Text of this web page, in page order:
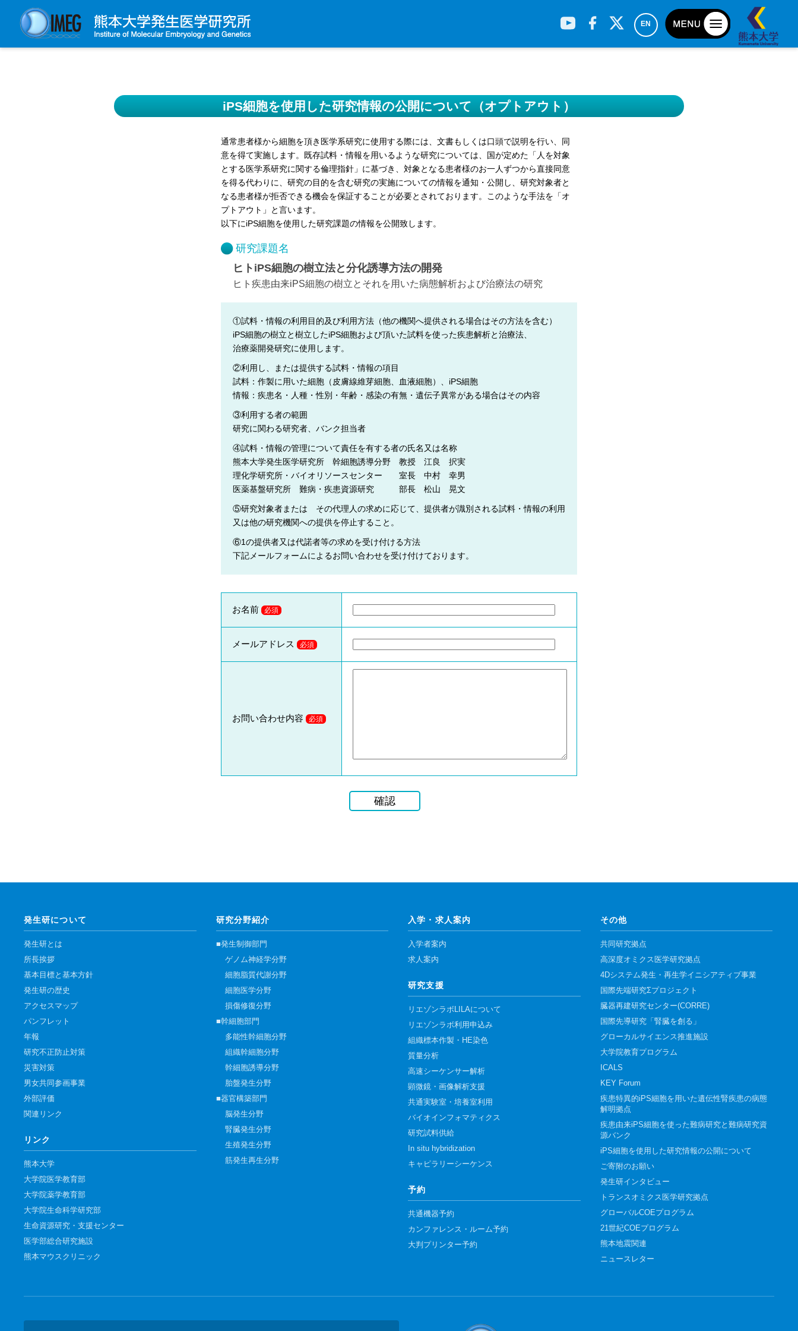
EN
求人案内
研究支援
リエゾンラボLILAについて
リエゾンラボ利用申込み
質量分析
顕微鏡・画像解析支援
共通実験室・培養室利用
研究試料供給
予 約
カンファレンス・ルーム予約
大判プリンター予約
iPS細胞を使用した研究情報の公開について（オプトアウト）
通常患者様から細胞を頂き医学系研究に使用する際には、文書もしくは口頭で説明を行い、同
意を得て実施します。既存試料・情報を用いるような研究については、国が定めた「人を対象
とする医学系研究に関する倫理指針」に基づき、対象となる患者様のお一人ずつから直接同意
を得る代わりに、研究の目的を含む研究の実施についての情報を通知・公開し、研究対象者と
なる患者様が拒否できる機会を保証することが必要とされております。このような手法を「オ
プトアウト」と言います。
以下にiPS細胞を使用した研究課題の情報を公開致します。
研究課題名
ヒトiPS細胞の樹立法と分化誘導方法の開発
ヒト疾患由来iPS細胞の樹立とそれを用いた病態解析および治療法の研究
①試料・情報の利用目的及び利用方法（他の機関へ提供される場合はその方法を含む）
iPS細胞の樹立と樹立したiPS細胞および頂いた試料を使った疾患解析と治療法、
治療薬開発研究に使用します。
②利用し、または提供する試料・情報の項目
試料：作製に用いた細胞（皮膚線維芽細胞、血液細胞）、iPS細胞
情報：疾患名・人種・性別・年齢・感染の有無・遺伝子異常がある場合はその内容
③利用する者の範囲
研究に関わる研究者、バンク担当者
④試料・情報の管理について責任を有する者の氏名又は名称
熊本大学発生医学研究所 幹細胞誘導分野 教授 江良 択実
理化学研究所・バイオリソースセンター 室長 中村 幸男
医薬基盤研究所 難病・疾患資源研究 部長 松山 晃文
⑤研究対象者または その代理人の求めに応じて、提供者が識別される試料・情報の利用
又は他の研究機関への提供を停止すること。
⑥1の提供者又は代諾者等の求めを受け付ける方法
下記メールフォームによるお問い合わせを受け付けております。
お名前 必須
メールアドレス 必須
お問い合わせ内容 必須
発生研について
発生研とは
所長挨拶
基本目標と基本方針
発生研の歴史
アクセスマップ
パンフレット
年報
研究不正防止対策
災害対策
男女共同参画事業
外部評価
関連リンク
リンク
熊本大学
大学院医学教育部
大学院薬学教育部
大学院生命科学研究部
生命資源研究・支援センター
医学部総合研究施設
熊本マウスクリニック
研究分野紹介
■発生制御部門
ゲノム神経学分野
細胞脂質代謝分野
細胞医学分野
損傷修復分野
■幹細胞部門
多能性幹細胞分野
組織幹細胞分野
幹細胞誘導分野
胎盤発生分野
■器官構築部門
脳発生分野
腎臓発生分野
生殖発生分野
筋発生再生分野
入学・求人案内
入学者案内
求人案内
研究支援
リエゾンラボLILAについて
リエゾンラボ利用申込み
組織標本作製・HE染色
質量分析
高速シーケンサー解析
顕微鏡・画像解析支援
共通実験室・培養室利用
バイオインフォマティクス
研究試料供給
In situ hybridization
キャピラリーシーケンス
予約
共通機器予約
カンファレンス・ルーム予約
大判プリンター予約
その他
共同研究拠点
高深度オミクス医学研究拠点
4Dシステム発生・再生学イニシアティブ事業
国際先端研究Σプロジェクト
臓器再建研究センター(CORRE)
国際先導研究「腎臓を創る」
グローカルサイエンス推進施設
大学院教育プログラム
ICALS
KEY Forum
疾患特異的iPS細胞を用いた遺伝性腎疾患の病態
解明拠点
疾患由来iPS細胞を使った難病研究と難病研究資
源バンク
iPS細胞を使用した研究情報の公開について
ご寄附のお願い
発生研インタビュー
トランスオミクス医学研究拠点
グローバルCOEプログラム
21世紀COEプログラム
熊本地震関連
ニュースレター